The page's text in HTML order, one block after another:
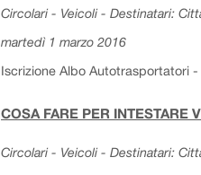
Circolari - Veicoli - Destinatari:
martedì 1 marzo 2016
Iscrizione Albo Autotrasportatori -
COSA FARE PER INTESTARE
Circolari - Veicoli - Destinatari: